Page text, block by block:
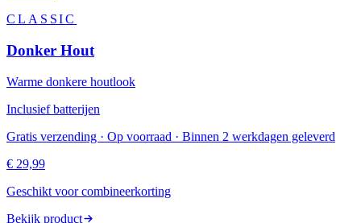
CLASSIC
Donker Hout
Warme donkere houtlook
Inclusief batterijen
Gratis verzending · Op voorraad · Binnen 2 werkdagen geleverd
€ 29,99
Geschikt voor combineerkorting
Bekijk product